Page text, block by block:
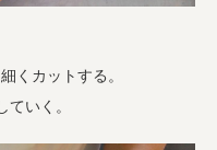
くカットする。
いく。